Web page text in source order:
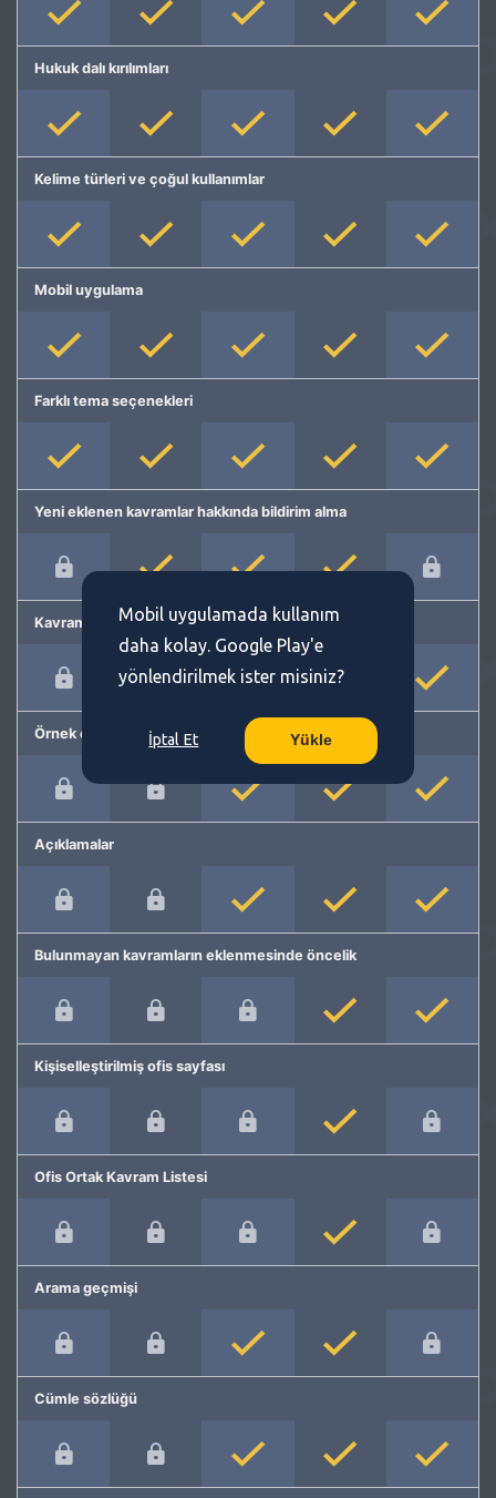
Hukuk dalı kırılımları
Kelime türleri ve çoğul kullanımlar
Mobil uygulama
Farklı tema seçenekleri
Yeni eklenen kavramlar hakkında bildirim alma
Kavram önerme
Örnek cümleler
Açıklamalar
Bulunmayan kavramların eklenmesinde öncelik
Kişiselleştirilmiş ofis sayfası
Ofis Ortak Kavram Listesi
Arama geçmişi
Cümle sözlüğü
Mobil uygulamada kullanım
daha kolay. Google Play'e
yönlendirilmek ister misiniz?
İptal Et Yükle